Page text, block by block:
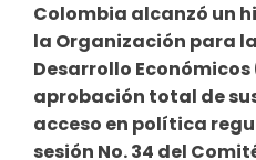
Colombia alcanzó un
la Organización para
Desarrollo Económicos
aprobación total de
acceso en política
sesión No. 34 del